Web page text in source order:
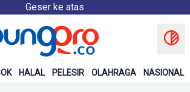
Geser ke atas
HALAL PELESIR OLAHRAGA NASIONAL